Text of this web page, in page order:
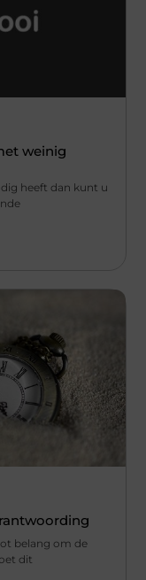
weinig
heeft dan kunt u
belang om de
dit